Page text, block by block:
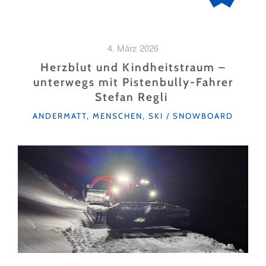
4. März 2026
Herzblut und Kindheitstraum –
unterwegs mit Pistenbully-Fahrer
Stefan Regli
KATEGORIEN
ANDERMATT, MENSCHEN, SKI / SNOWBOARD